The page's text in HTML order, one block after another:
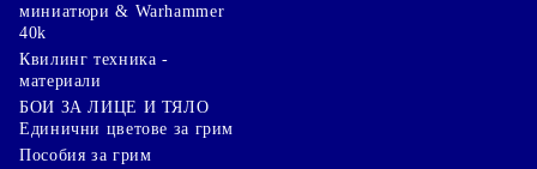
миниатюри & Warhammer
40k
Квилинг техника -
материали
БОИ ЗА ЛИЦЕ И ТЯЛО
Единични цветове за грим
Пособия за грим